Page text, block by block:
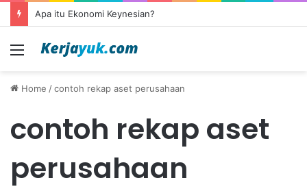
Apa itu Ekonomi Keynesian?
Menu
Home /contoh rekap aset perusahaan
contoh rekap aset
perusahaan